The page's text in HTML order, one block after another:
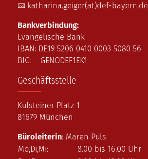
katharina.geiger(at)def-bayern.de
Bankverbindung:
Evangelische Bank
IBAN: DE19 5206 0410 0003 5080 56
BIC: GENODEF1EK1
Geschäftsstelle
Kufsteiner Platz 1
81679 München
Büroleiterin: Maren Puls
Mo,Di,Mi:
8.00 bis 16.00 Uhr